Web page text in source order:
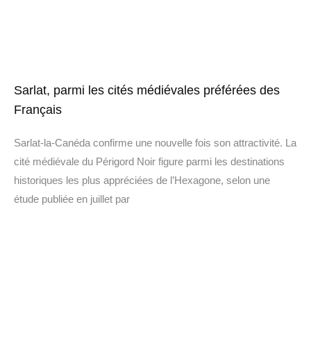
Sarlat, parmi les cités médiévales préférées des
Français
Sarlat-la-Canéda confirme une nouvelle fois son attractivité. La
cité médiévale du Périgord Noir figure parmi les destinations
historiques les plus appréciées de l’Hexagone, selon une
étude publiée en juillet par